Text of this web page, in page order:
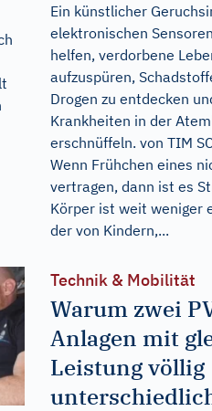
Ein künstlicher
elektronischen
helfen, verdorbene
aufzuspüren,
Drogen zu entdecken
Krankheiten in der
erschnüffeln. von TIM
Wenn Frühchen eines
vertragen, dann ist es
Körper ist weit weniger
der von Kindern,...
Technik & Mobilität
Warum zwei
Anlagen mit
Leistung völlig